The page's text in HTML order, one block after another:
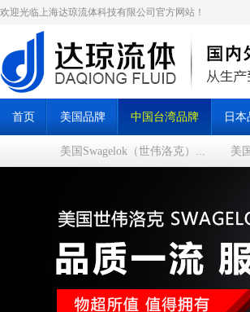
欢迎光临上海达琼流体科技有限公司官方网站！
首页 美国品牌
美国Swagelok（世伟洛克）... 美
中国台湾品牌 日